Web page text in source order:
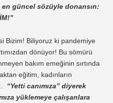
en güncel sözüyle donansın:
Bizim! Biliyoruz ki pandemiye
dönüyor! Bu sömürü
bakım emeğinin sırtında
eğitim, kadınların
“Yetti canımıza” diyerek
yüklemeye çalışanlara